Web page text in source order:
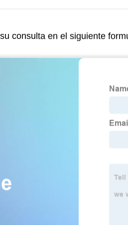
consulta en el siguiente